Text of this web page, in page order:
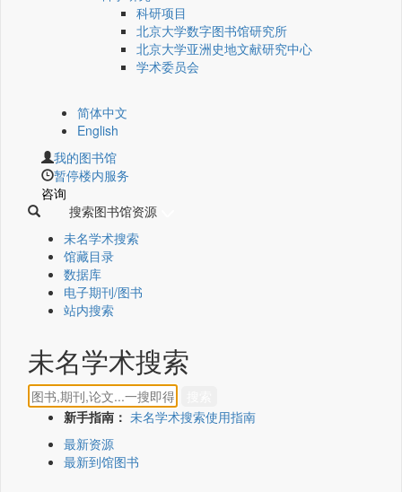
科研项目
北京大学数字图书馆研究所
北京大学亚洲史地文献研究中心
学术委员会
简体中文
English
我的图书馆
暂停楼内服务
咨询
搜索图书馆资源
未名学术搜索
馆藏目录
数据库
电子期刊/图书
站内搜索
未名学术搜索
新手指南： 未名学术搜索使用指南
最新资源
最新到馆图书